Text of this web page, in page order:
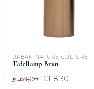
URBAN NATURE CULTURE
Tafellamp Brun
€169,00 €118,30